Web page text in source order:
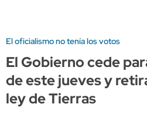
El oficialismo no tenía los votos
El Gobierno cede
de este jueves y
ley de Tierras